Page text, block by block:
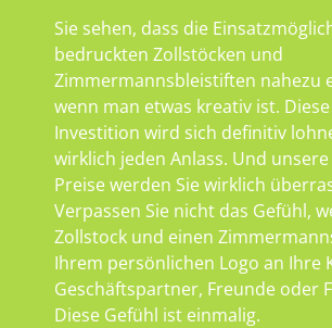
Sie sehen, dass die
bedruckten Zollstöcken und
Zimmermannsbleistiften nahezu
wenn man etwas kreativ ist.
Investition wird sich definitiv
wirklich jeden Anlass. Und
Preise werden Sie wirklich
Verpassen Sie nicht das Gefühl,
Zollstock und einen
Ihrem persönlichen Logo an Ihre
Geschäftspartner, Freunde oder
Diese Gefühl ist einmalig.